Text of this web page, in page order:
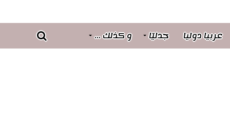
عربيا دوليا جدليّا
و كذلك …